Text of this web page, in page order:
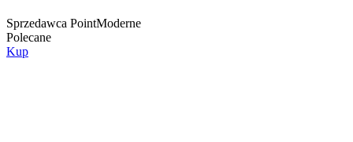
Sprzedawca PointModerne
Polecane
Kup